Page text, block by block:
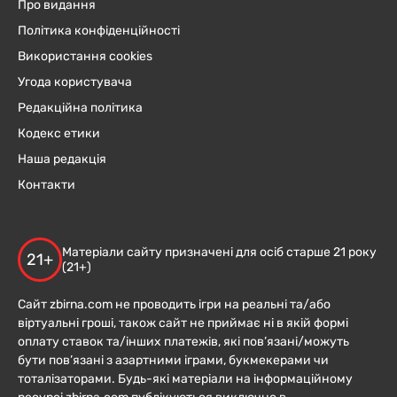
Про видання
Політика конфіденційності
Використання cookies
Угода користувача
Редакційна політика
Кодекс етики
Наша редакція
Контакти
21+
Матеріали сайту призначені для осіб старше 21 року
(21+)
Сайт zbirna.com не проводить ігри на реальні та/або
віртуальні гроші, також сайт не приймає ні в якій формі
оплату ставок та/інших платежів, які пов’язані/можуть
бути пов’язані з азартними іграми, букмекерами чи
тоталізаторами. Будь-які матеріали на інформаційному